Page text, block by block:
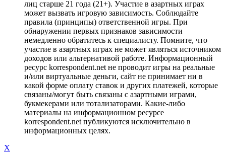
лиц старше 21 года (21+). Участие в азартных играх
может вызвать игровую зависимость. Соблюдайте
правила (принципы) ответственной игры. При
обнаружении первых признаков зависимости
немедленно обратитесь к специалисту. Помните, что
участие в азартных играх не может являться источником
доходов или альтернативой работе. Информационный
ресурс korrespondent.net не проводит игры на реальные
и/или виртуальные деньги, сайт не принимает ни в
какой форме оплату ставок и других платежей, которые
связаны/могут быть связаны с азартными играми,
букмекерами или тотализаторами. Какие-либо
материалы на информационном ресурсе
korrespondent.net публикуются исключительно в
информационных целях.
X